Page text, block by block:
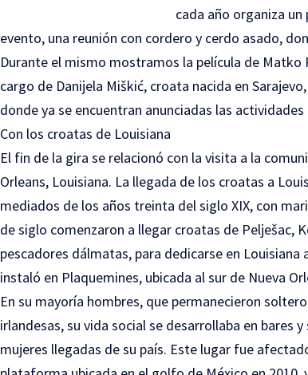
cada año organiza
evento, una reunión con cordero y cerdo asado,
Durante el mismo mostramos la película de
cargo de Danijela Miškić, croata nacida en
donde ya se encuentran anunciadas las
Con los croatas de Louisiana
El fin de la gira se relacionó con la visita a la
Orleans, Louisiana. La llegada de los croatas a
mediados de los años treinta del siglo XIX, con
de siglo comenzaron a llegar croatas de Pelješac,
pescadores dálmatas, para dedicarse en
instaló en Plaquemines, ubicada al sur de Nueva
En su mayoría hombres, que permanecieron
irlandesas, su vida social se desarrollaba en bares
mujeres llegadas de su país. Este lugar fue